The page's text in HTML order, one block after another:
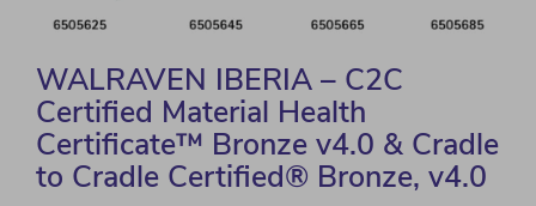
WALRAVEN IBERIA – C2C
Certified Material Health
Certificate™ Bronze v4.0 & Cradle
to Cradle Certified® Bronze, v4.0